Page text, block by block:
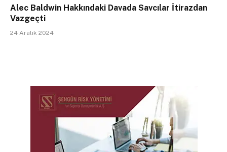
Alec Baldwin Hakkındaki Davada Savcılar İtirazdan
Vazgeçti
24 Aralık 2024